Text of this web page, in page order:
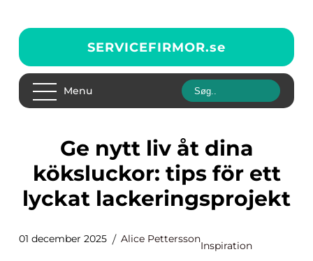
SERVICEFIRMOR.se
Menu
Ge nytt liv åt dina
köksluckor: tips för ett
lyckat lackeringsprojekt
01 december 2025 Alice Pettersson
Inspiration